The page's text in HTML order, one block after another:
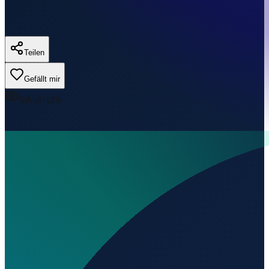
Teilen
Gefällt mir
0Aufrufe